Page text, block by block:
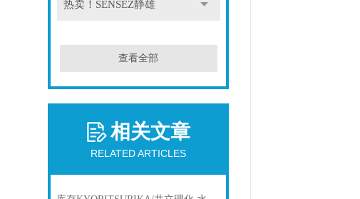
热卖！SENSEZ静雄
查看全部
相关文章
RELATED ARTICLES